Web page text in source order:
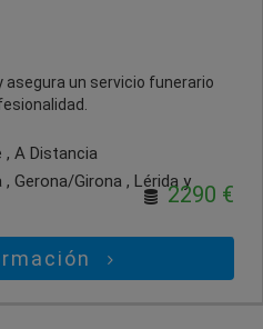
un servicio funerario
, A Distancia
, Gerona/Girona , Lérida y
2290 €